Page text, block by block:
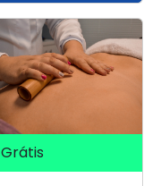
Grátis